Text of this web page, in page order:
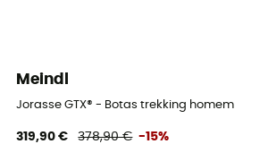
Meindl
Jorasse GTX® - Botas trekking homem
319,90 € 378,90 € -15%